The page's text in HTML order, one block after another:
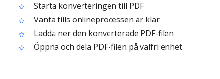
Starta konverteringen till PDF
Vänta tills onlineprocessen är klar
Ladda ner den konverterade PDF-filen
Öppna och dela PDF-filen på valfri enhet